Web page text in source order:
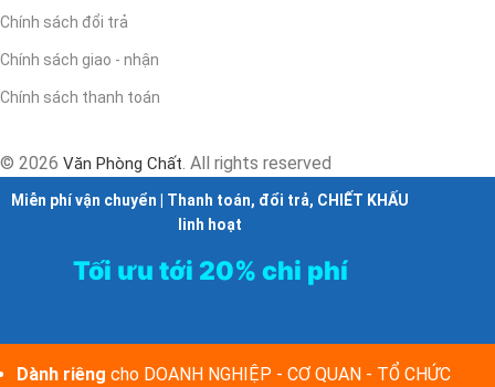
Chính sách đổi trả
Chính sách giao - nhận
Chính sách thanh toán
© 2026 Văn Phòng Chất. All rights reserved
Miễn phí vận chuyển | Thanh toán, đổi trả, CHIẾT KHẤU
linh hoạt
Tối ưu tới 20% chi phí
Dành riêng cho DOANH NGHIỆP - CƠ QUAN - TỔ CHỨC